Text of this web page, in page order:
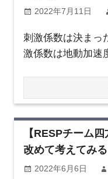
2022年7月11日
刺激係数は決まっ
激係数は地動加速
【RESPチーム
改めて考えてみる
2022年6月6日